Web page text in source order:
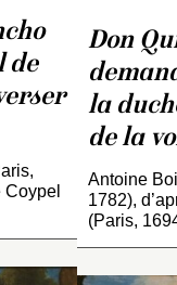
de
Coypel
Don
la
de la
Antoine
1782),
(Paris,